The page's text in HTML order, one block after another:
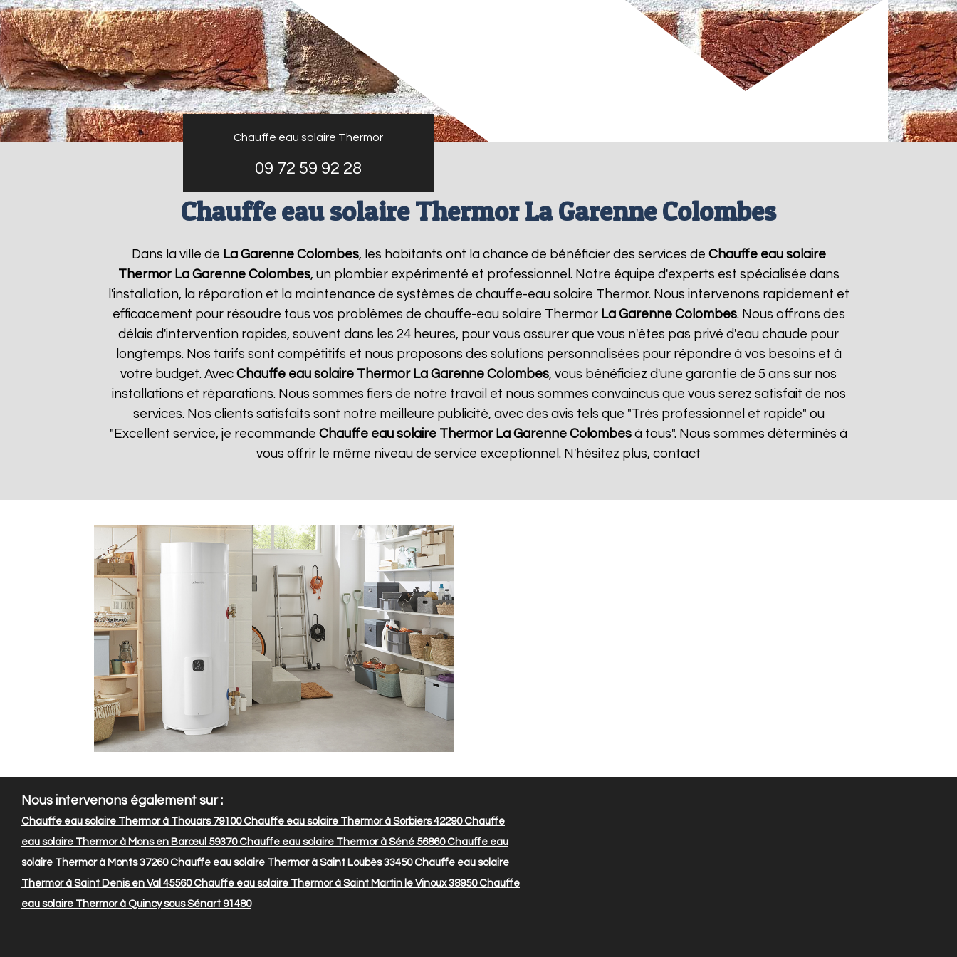
Chauffe eau solaire Thermor
09 72 59 92 28
Chauffe eau solaire Thermor La Garenne Colombes
Dans la ville de La Garenne Colombes, les habitants ont la chance de bénéficier des services de Chauffe eau solaire
Thermor La Garenne Colombes, un plombier expérimenté et professionnel. Notre équipe d'experts est spécialisée dans
l'installation, la réparation et la maintenance de systèmes de chauffe-eau solaire Thermor. Nous intervenons rapidement et
efficacement pour résoudre tous vos problèmes de chauffe-eau solaire Thermor La Garenne Colombes. Nous offrons des
délais d'intervention rapides, souvent dans les 24 heures, pour vous assurer que vous n'êtes pas privé d'eau chaude pour
longtemps. Nos tarifs sont compétitifs et nous proposons des solutions personnalisées pour répondre à vos besoins et à
votre budget. Avec Chauffe eau solaire Thermor La Garenne Colombes, vous bénéficiez d'une garantie de 5 ans sur nos
installations et réparations. Nous sommes fiers de notre travail et nous sommes convaincus que vous serez satisfait de nos
services. Nos clients satisfaits sont notre meilleure publicité, avec des avis tels que "Très professionnel et rapide" ou
"Excellent service, je recommande Chauffe eau solaire Thermor La Garenne Colombes à tous". Nous sommes déterminés à
vous offrir le même niveau de service exceptionnel. N'hésitez plus, contact
Nous intervenons également sur :
Chauffe eau solaire Thermor à Thouars 79100Chauffe eau solaire Thermor à Sorbiers 42290Chauffe
eau solaire Thermor à Mons en Barœul 59370Chauffe eau solaire Thermor à Séné 56860Chauffe eau
solaire Thermor à Monts 37260Chauffe eau solaire Thermor à Saint Loubès 33450Chauffe eau solaire
Thermor à Saint Denis en Val 45560Chauffe eau solaire Thermor à Saint Martin le Vinoux 38950Chauffe
eau solaire Thermor à Quincy sous Sénart 91480